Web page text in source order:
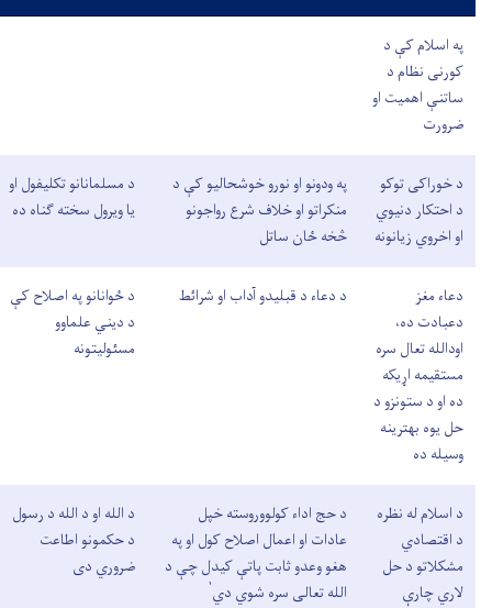
په اسلام کې د
کورنی نظام د
ساتنې اهمیت او
ضرورت
د خوراکی توکو
د احتکار دنیوي
او اخروي زیانونه
په ودونو او نورو خوشحالیو کې د
منکراتو او خلاف شرع رواجونو
څخه ځان ساتل
د مسلمانانو تکلیفول او
یا ویرول سخته ګناه ده
دعاء مغز
دعبادت ده،
اودالله تعال سره
مستقیمه اړیکه
ده او د ستونزو د
حل يوه بهترینه
وسیله ده
د دعاء د قبلیدو آداب او شرائط
د ځوانانو په اصلاح کې
د دیني علماوو
مسئولیتونه
د اسلام له نظره
د اقتصادي
مشکلاتو د حل
لاري چارې
د حج اداء کولووروسته خپل
عادات او اعمال اصلاح کول او په
هغو وعدو ثابت پاتې کیدل چې د
الله تعالی سره شوي دي ٰ
د الله او د الله د رسول
د حکمونو اطاعت
ضروري دی